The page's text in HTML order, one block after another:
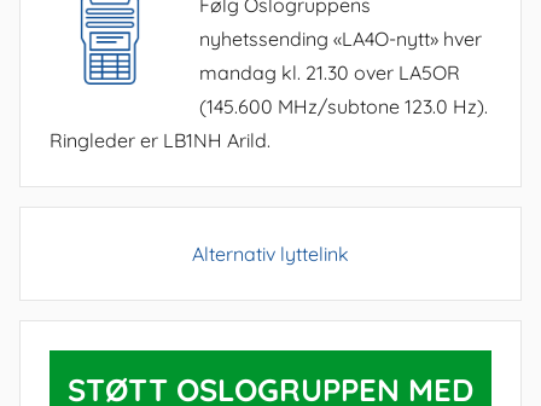
Følg Oslogruppens
nyhetssending «LA4O-nytt» hver
mandag kl. 21.30 over LA5OR
(145.600 MHz/subtone 123.0 Hz).
Ringleder er LB1NH Arild.
Alternativ lyttelink
STØTT OSLOGRUPPEN MED